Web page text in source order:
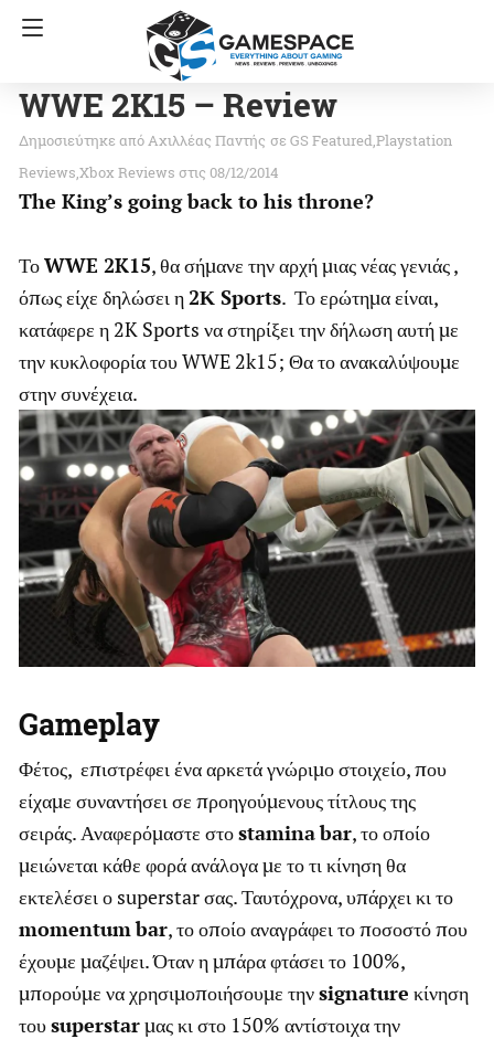
WWE 2K15 – Review
Αχιλλέας Παντής σε GS FeaturedPlaystation
Reviews Xbox Reviews στις 08/12/2014
The King’s going back to his throne?
ΤοWWE 2K15, θα σήμανε την αρχή μιας νέας γενιάς ,
όπως είχε δηλώσει η2Κ Sports. Το ερώτημα είναι,
κατάφερε η 2K Sports να στηρίξει την δήλωση αυτή με
την κυκλοφορία του WWE 2k15; Θα το ανακαλύψουμε
στην συνέχεια.
Gameplay
Φέτος, επιστρέφει ένα αρκετά γνώριμο στοιχείο, που
είχαμε συναντήσει σε προηγούμενους τίτλους της
σειράς. Αναφερόμαστε στοstaminabar, το οποίο
μειώνεται κάθε φορά ανάλογα με το τι κίνηση θα
εκτελέσει ο superstar σας. Ταυτόχρονα, υπάρχει κι το
momentumbar, το οποίο αναγράφει το ποσοστό που
έχουμε μαζέψει. Όταν η μπάρα φτάσει το 100%,
μπορούμε να χρησιμοποιήσουμε τηνsignature κίνηση
τουsuperstarμας κι στο 150% αντίστοιχα την